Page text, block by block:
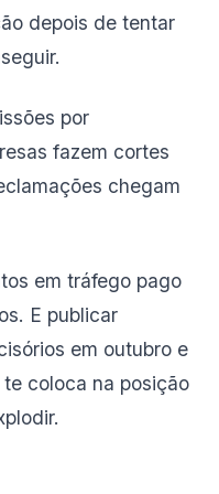
depois de tentar
por
fazem cortes
chegam
em tráfego pago
E publicar
em outubro e
coloca na posição